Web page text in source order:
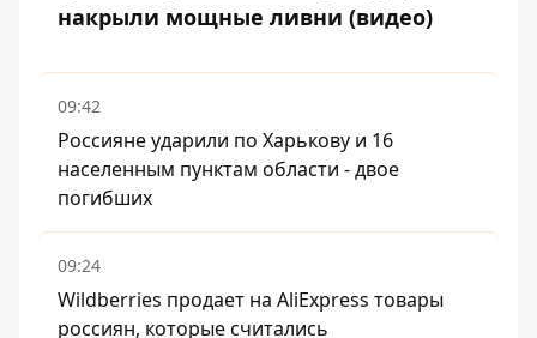
накрыли мощные ливни (видео)
09:42
Россияне ударили по Харькову и 16
населенным пунктам области - двое
погибших
09:24
Wildberries продает на AliExpress товары
россиян, которые считались